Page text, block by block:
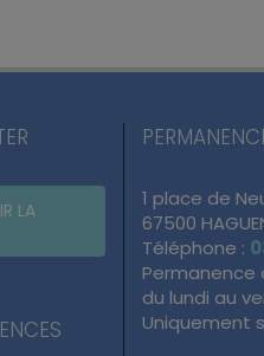
LA
1 place de
67500
Téléphone :
Permanence
du lundi au
Uniquement